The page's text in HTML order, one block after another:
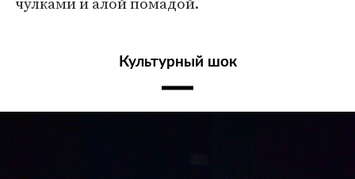
Культурный шок